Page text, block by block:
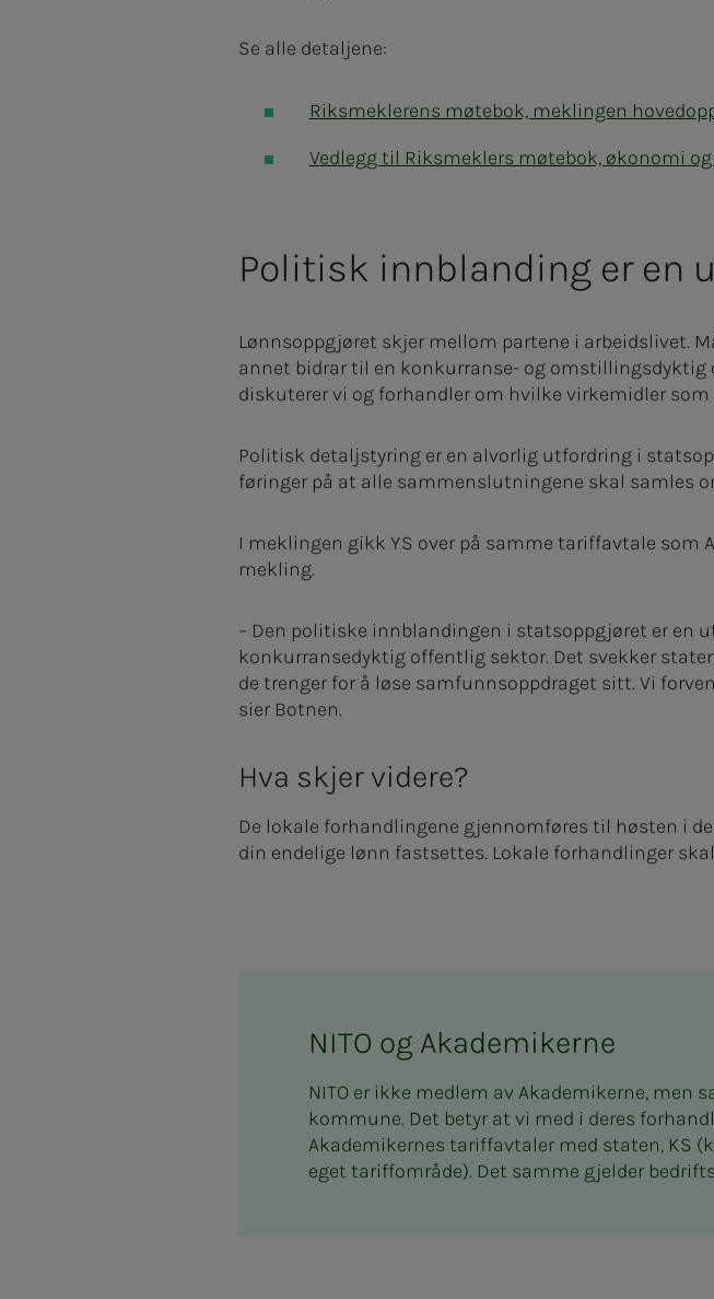
Se alle detaljene:
Riksmeklerens møtebok, meklingen
Vedlegg til Riksmeklers møtebok, økonomi
Politisk innblanding er en
Lønnsoppgjøret skjer mellom partene i arbeidslivet.
annet bidrar til en konkurranse- og omstillingsdyktig
diskuterer vi og forhandler om hvilke virkemidler
Politisk detaljstyring er en alvorlig utfordring i
føringer på at alle sammenslutningene skal samles
I meklingen gikk YS over på samme tariffavtale som
mekling.
– Den politiske innblandingen i statsoppgjøret er en
konkurransedyktig offentlig sektor. Det svekker
de trenger for å løse samfunnsoppdraget sitt. Vi
sier Botnen.
Hva skjer videre?
De lokale forhandlingene gjennomføres til høsten i
din endelige lønn fastsettes. Lokale forhandlinger
NITO og Akademikerne
NITO er ikke medlem av Akademikerne,
kommune. Det betyr at vi med i deres
Akademikernes tariffavtaler med staten, KS
eget tariffområde). Det samme gjelder